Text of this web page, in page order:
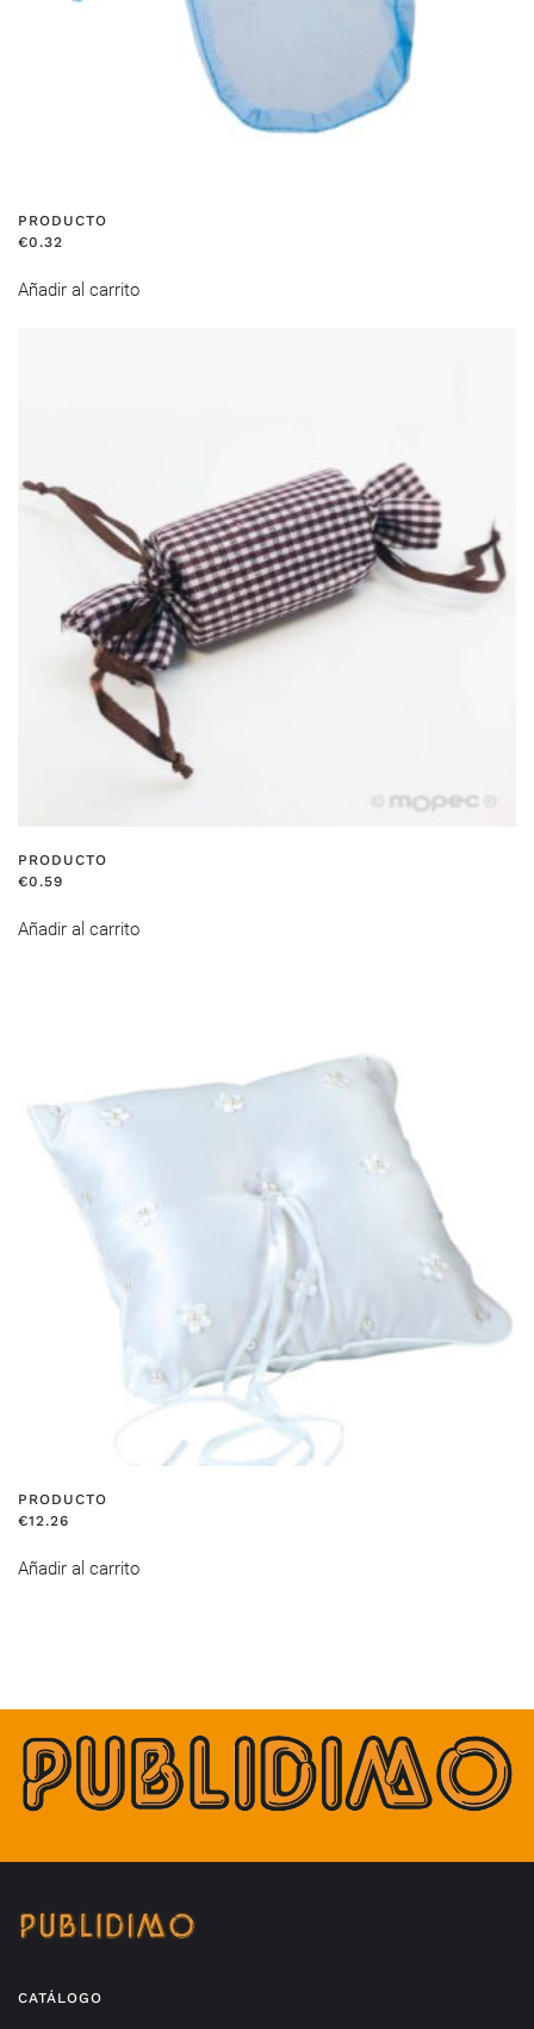
PRODUCTO
€0.32
Añadir al carrito
PRODUCTO
€0.59
Añadir al carrito
PRODUCTO
€12.26
Añadir al carrito
CATÁLOGO